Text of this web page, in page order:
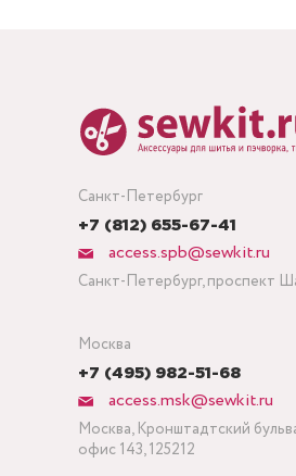
Санкт-Петербург
+7 (812) 655-67-41
access.spb@sewkit.ru
Санкт-Петербург, проспект
Москва
+7 (495) 982-51-68
access.msk@sewkit.ru
Москва, Кронштадтский
офис 143, 125212